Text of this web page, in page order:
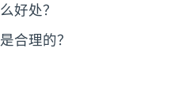
好处？
合理的？